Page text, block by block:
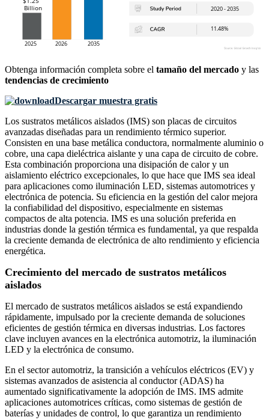
Obtenga información completa sobre el tamaño del mercado y las
tendencias de crecimiento
Descargar muestra gratis
Los sustratos metálicos aislados (IMS) son placas de circuitos
avanzadas diseñadas para un rendimiento térmico superior.
Consisten en una base metálica conductora, normalmente aluminio o
cobre, una capa dieléctrica aislante y una capa de circuito de cobre.
Esta combinación proporciona una disipación de calor y un
aislamiento eléctrico excepcionales, lo que hace que IMS sea ideal
para aplicaciones como iluminación LED, sistemas automotrices y
electrónica de potencia. Su eficiencia en la gestión del calor mejora
la confiabilidad del dispositivo, especialmente en sistemas
compactos de alta potencia. IMS es una solución preferida en
industrias donde la gestión térmica es fundamental, ya que respalda
la creciente demanda de electrónica de alto rendimiento y eficiencia
energética.
Crecimiento del mercado de sustratos metálicos
aislados
El mercado de sustratos metálicos aislados se está expandiendo
rápidamente, impulsado por la creciente demanda de soluciones
eficientes de gestión térmica en diversas industrias. Los factores
clave incluyen avances en la electrónica automotriz, la iluminación
LED y la electrónica de consumo.
En el sector automotriz, la transición a vehículos eléctricos (EV) y
sistemas avanzados de asistencia al conductor (ADAS) ha
aumentado significativamente la adopción de IMS. IMS admite
aplicaciones automotrices críticas, como sistemas de gestión de
baterías y unidades de control, lo que garantiza un rendimiento